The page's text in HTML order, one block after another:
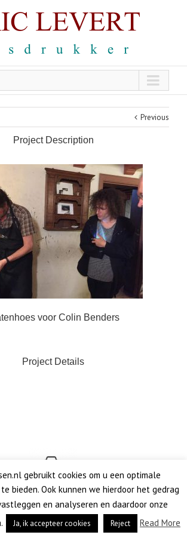
Previous
Project Description
voor Colin Benders
Project Details
gebruikt cookies om u een optimale
bieden. Ook kunnen we hierdoor het gedrag
en analyseren en daardoor onze
Ja, ik accepteer cookies Reject Read More